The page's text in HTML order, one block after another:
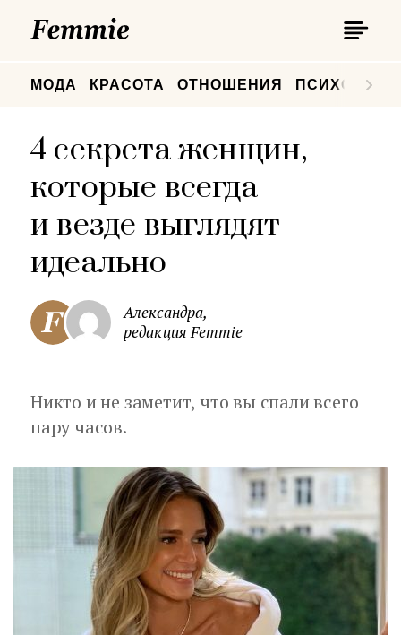
МОДА КРАСОТА ОТНОШЕНИЯ
4 секрета женщин,
которые всегда
и везде выглядят
идеально
Александра,
редакция Femmie
Никто и не заметит, что вы спали всего
пару часов.